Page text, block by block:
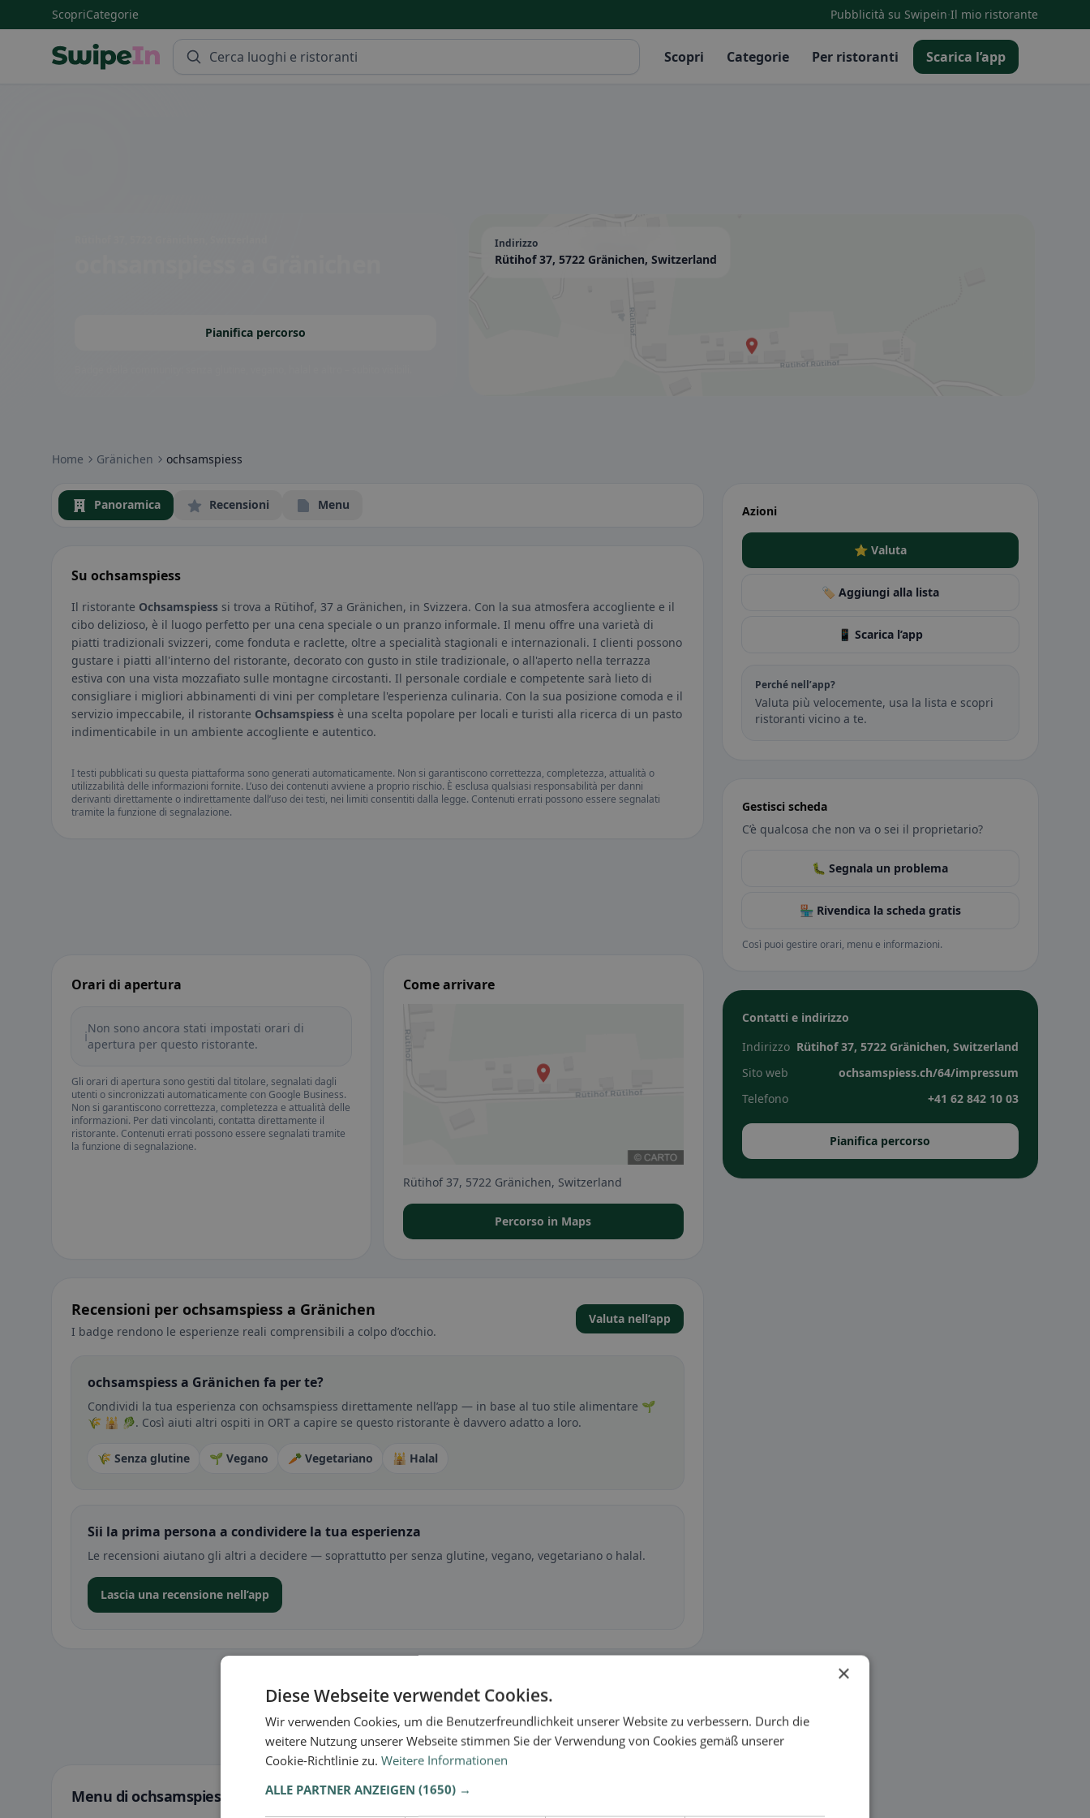
ScopriCategorie Pubblicità su Swipein·Il mio ristorante
Scopri Categorie Per ristoranti Scarica l’app
Pianifica percorso
Indirizzo
Rütihof 37, 5722 Gränichen, Switzerland
Home Gränichen ochsamspiess
Panoramica Recensioni Menu
Su ochsamspiess
Il ristorante Ochsamspiess si trova a Rütihof, 37 a Gränichen, in Svizzera. Con la sua atmosfera accogliente e il
cibo delizioso, è il luogo perfetto per una cena speciale o un pranzo informale. Il menu offre una varietà di
piatti tradizionali svizzeri, come fonduta e raclette, oltre a specialità stagionali e internazionali. I clienti possono
gustare i piatti all'interno del ristorante, decorato con gusto in stile tradizionale, o all'aperto nella terrazza
estiva con una vista mozzafiato sulle montagne circostanti. Il personale cordiale e competente sarà lieto di
consigliare i migliori abbinamenti di vini per completare l'esperienza culinaria. Con la sua posizione comoda e il
servizio impeccabile, il ristorante Ochsamspiess è una scelta popolare per locali e turisti alla ricerca di un pasto
indimenticabile in un ambiente accogliente e autentico.
I testi pubblicati su questa piattaforma sono generati automaticamente. Non si garantiscono correttezza, completezza, attualità o
utilizzabilità delle informazioni fornite. L’uso dei contenuti avviene a proprio rischio. È esclusa qualsiasi responsabilità per danni
derivanti direttamente o indirettamente dall’uso dei testi, nei limiti consentiti dalla legge. Contenuti errati possono essere segnalati
tramite la funzione di segnalazione.
Orari di apertura
ℹ️Non sono ancora stati impostati orari di
apertura per questo ristorante.
Gli orari di apertura sono gestiti dal titolare, segnalati dagli
utenti o sincronizzati automaticamente con Google Business.
Non si garantiscono correttezza, completezza e attualità delle
informazioni. Per dati vincolanti, contatta direttamente il
ristorante. Contenuti errati possono essere segnalati tramite
la funzione di segnalazione.
Come arrivare
Rütihof 37, 5722 Gränichen, Switzerland
Percorso in Maps
Recensioni per ochsamspiess a Gränichen
I badge rendono le esperienze reali comprensibili a colpo d’occhio.
Valuta nell’app
ochsamspiess a Gränichen fa per te?
Condividi la tua esperienza con ochsamspiess direttamente nell’app — in base al tuo stile alimentare 🌱
🌾 🕌 🥬. Così aiuti altri ospiti in ORT a capire se questo ristorante è davvero adatto a loro.
🌾 Senza glutine 🌱 Vegano 🥕 Vegetariano 🕌 Halal
Sii la prima persona a condividere la tua esperienza
Le recensioni aiutano gli altri a decidere — soprattutto per senza glutine, vegano, vegetariano o halal.
Lascia una recensione nell’app
Menu di ochsamspiess a Gränichen
Azioni
⭐ Valuta
🏷️ Aggiungi alla lista
📱 Scarica l’app
Perché nell’app?
Valuta più velocemente, usa la lista e scopri
ristoranti vicino a te.
Gestisci scheda
C’è qualcosa che non va o sei il proprietario?
🐛 Segnala un problema
🏪 Rivendica la scheda gratis
Così puoi gestire orari, menu e informazioni.
Contatti e indirizzo
Indirizzo Rütihof 37, 5722 Gränichen, Switzerland
Sito web
ochsamspiess.ch/64/impressum
Telefono
+41 62 842 10 03
Pianifica percorso
×
Diese Webseite verwendet Cookies.
Wir verwenden Cookies, um die Benutzerfreundlichkeit unserer Website zu verbessern. Durch die
weitere Nutzung unserer Webseite stimmen Sie der Verwendung von Cookies gemäß unserer
Cookie-Richtlinie zu. Weitere Informationen
ALLE PARTNER ANZEIGEN (1650) →